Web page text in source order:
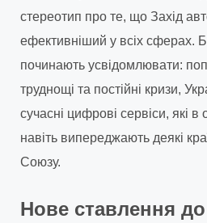
стереотип про те, що Захід
ефективніший у всіх сферах.
починають усвідомлювати:
труднощі та постійні кризи,
сучасні цифрові сервіси, які
навіть випереджають деякі
Союзу.
Нове ставлення